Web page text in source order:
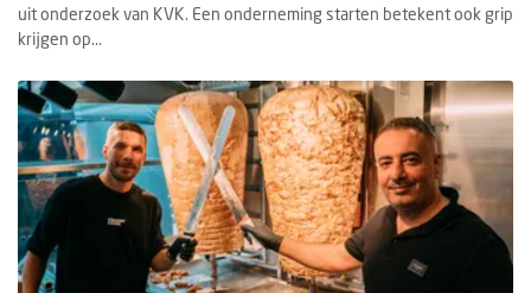
uit onderzoek van KVK. Een onderneming starten betekent ook grip
krijgen op...